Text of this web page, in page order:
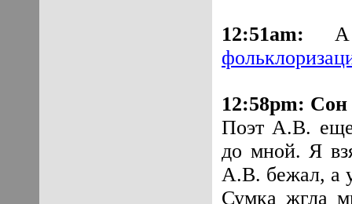
12:51am:
12:58pm: Сон
Поэт А.В. еще
до мной. Я
А.В. бежал, а
Сумка жгла